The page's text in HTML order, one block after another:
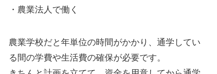
・農業法人で働く
農業学校だと年単位の時間がかかり、通学してい
る間の学費や生活費の確保が必要です。